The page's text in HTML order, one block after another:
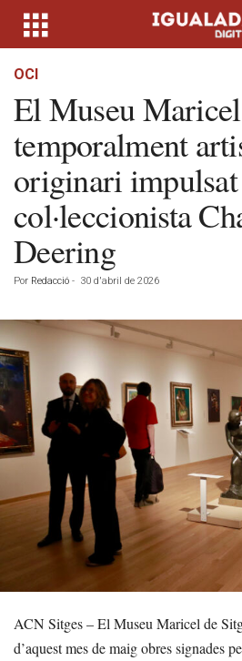
OCI
El Museu
temporalment
originari
col·leccionista
Deering
Por Redacció - 30 d'abril de 2026
ACN Sitges – El Museu Maricel de
d’aquest mes de maig obres signades